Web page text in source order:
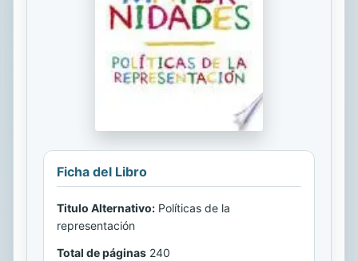
Ficha del Libro
Titulo Alternativo: Políticas de la
representación
Total de páginas 240